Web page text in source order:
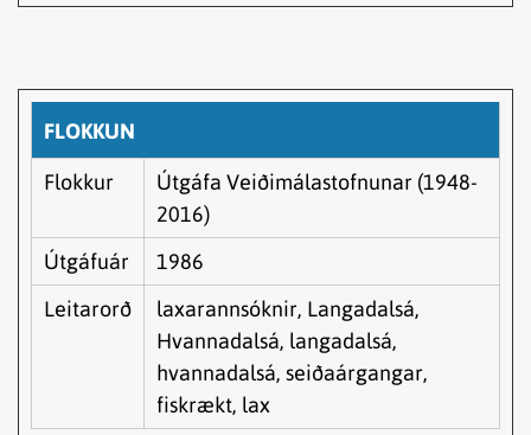
FLOKKUN
Flokkur
Útgáfa Veiðimálastofnunar (1948-
2016)
Útgáfuár
1986
Leitarorð
laxarannsóknir, Langadalsá,
Hvannadalsá, langadalsá,
hvannadalsá, seiðaárgangar,
fiskrækt, lax